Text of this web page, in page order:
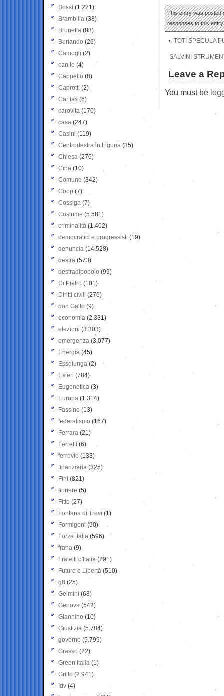
This entry was posted
responses to this
« TOTI SPECULA
SALVINI
Leave a
You must be
Bossi (1.221)
Brambilla (38)
Brunetta (83)
Burlando (26)
Camogli (2)
canile (4)
Cappello (8)
Caprotti (2)
Caritas (6)
carovita (170)
casa (247)
Casini (119)
Centrodestra in Liguria (35)
Chiesa (276)
Cina (10)
Comune (342)
Coop (7)
Cossiga (7)
Costume (5.581)
criminalità (1.402)
democratici e progressisti (19)
denuncia (14.528)
destra (573)
destradipopolo (99)
Di Pietro (101)
Diritti civili (276)
don Gallo (9)
economia (2.331)
elezioni (3.303)
emergenza (3.077)
Energia (45)
Esselunga (2)
Esteri (784)
Eugenetica (3)
Europa (1.314)
Fassino (13)
federalismo (167)
Ferrara (21)
Ferretti (6)
ferrovie (133)
finanziaria (325)
Fini (821)
fioriere (5)
Fitto (27)
Fontana di Trevi (1)
Formigoni (90)
Forza Italia (596)
frana (9)
Fratelli d'Italia (291)
Futuro e Libertà (510)
g8 (25)
Gelmini (68)
Genova (542)
Giannino (10)
Giustizia (5.784)
governo (5.799)
Grasso (22)
Green Italia (1)
Grillo (2.941)
Idv (4)